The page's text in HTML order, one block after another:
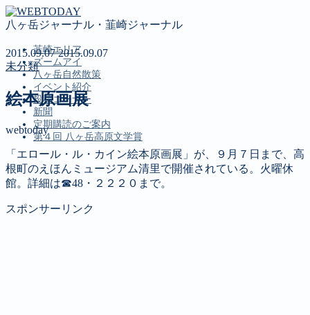
八ヶ岳ジャーナル・韮崎ジャーナル
韮崎エリア
ズームアイ
八ヶ岳自然散策
イベント紹介
投稿コーナー
新聞
定期購読のご案内
第４回 八ヶ岳高原文学賞
MENU
韮崎エリア
ズームアイ
2015.09.072015.09.07
未分類
絵本原画展
webtoday
「エロール・ル・カイン絵本原画展」が、９月７日まで、高
根町のえほんミュージアム清里で開催されている。火曜休
館。詳細は☎48・２２２０まで。
スポンサーリンク